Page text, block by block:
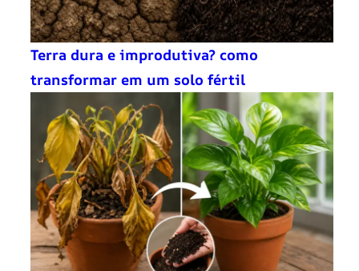
Terra dura e improdutiva? como
transformar em um solo fértil